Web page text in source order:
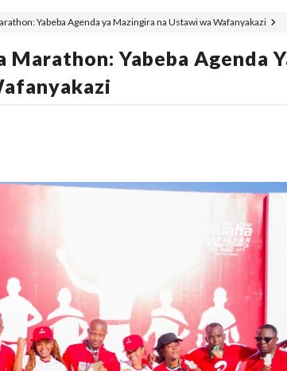
Kutoka Nje Ya Nchi Wa Kujenga Naye
Wa Kiume Wa Kurithishwa Jina Na Mali Zangu
YAIMARISHA USHIRIKIANO KATIKA
YAZINDUA UKUTA WA SHULE YA MSINGI
KUPINGA RUSHWA WAKIWA WADOGO -RC
KERO YA USAFIRI KILOSA
YA SIMU KARIAKOO WAPATA FURSA YA
FEDHA WATAKIWA KUZINGATIA WELEDI NA
Yabeba Agenda ya Mazingira na Ustawi wa Wafanyakazi
Yabeba Agenda